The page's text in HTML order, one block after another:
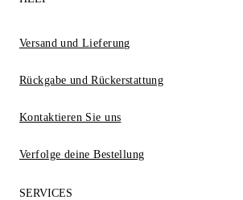
Versand und Lieferung
Rückgabe und Rückerstattung
Kontaktieren Sie uns
Verfolge deine Bestellung
SERVICES